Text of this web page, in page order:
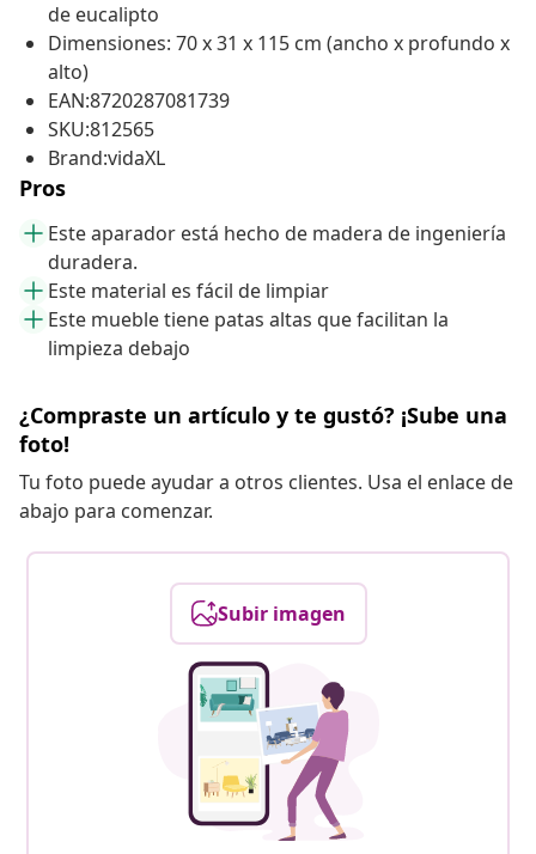
de eucalipto
Dimensiones: 70 x 31 x 115 cm (ancho x profundo x
alto)
EAN:8720287081739
SKU:812565
Brand:vidaXL
Pros
Este aparador está hecho de madera de ingeniería
duradera.
Este material es fácil de limpiar
Este mueble tiene patas altas que facilitan la
limpieza debajo
¿Compraste un artículo y te gustó? ¡Sube una
foto!
Tu foto puede ayudar a otros clientes. Usa el enlace de
abajo para comenzar.
Subir imagen